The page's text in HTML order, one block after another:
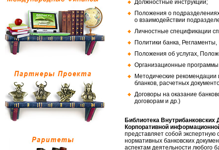
Должностные инструкции;
Положения о
о взаимодействии
Личностные спецификации
Политики банка,
Положения об услугах,
Организационные
Методические
бланков, расчетных
Договоры на оказание
договорам и др.)
Библиотека
Корпоративной
представляет собой экспертную
нормативных банковских
аспектам деятельности любого